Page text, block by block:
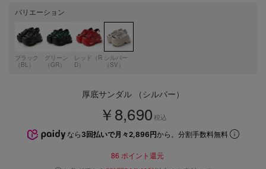
バリエーション
ブラック
（BL）
グリーン
（GR）
レッド（R
D）
シルバー
（SV）
厚底サンダル （シルバー）
￥8,690 税込
なら 3回払いで月々2,896円から。分割手数料無料
86 ポイント還元